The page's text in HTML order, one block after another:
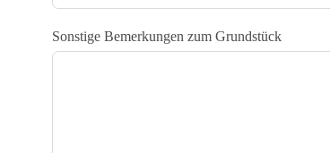
Sonstige Bemerkungen zum Grundstück